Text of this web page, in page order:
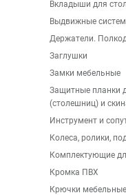
Вкладыши для
Выдвижные
Держатели.
Заглушки
Замки мебельные
Защитные планки
(столешниц) и
Инструмент и
Колеса, ролики,
Комплектующие
Кромка ПВХ
Крючки мебельные